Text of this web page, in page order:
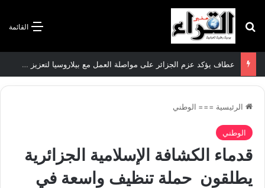
القائمة بحث عن
عطاف يؤكد عزم الجزائر على مواصلة العمل مع بيلاروسيا لتعزيز العلاقات الثنائية
الرئيسية === الوطني
الوطني
قدماء الكشافة الإسلامية الجزائرية
يطلقون حملة تنظيف واسعة في